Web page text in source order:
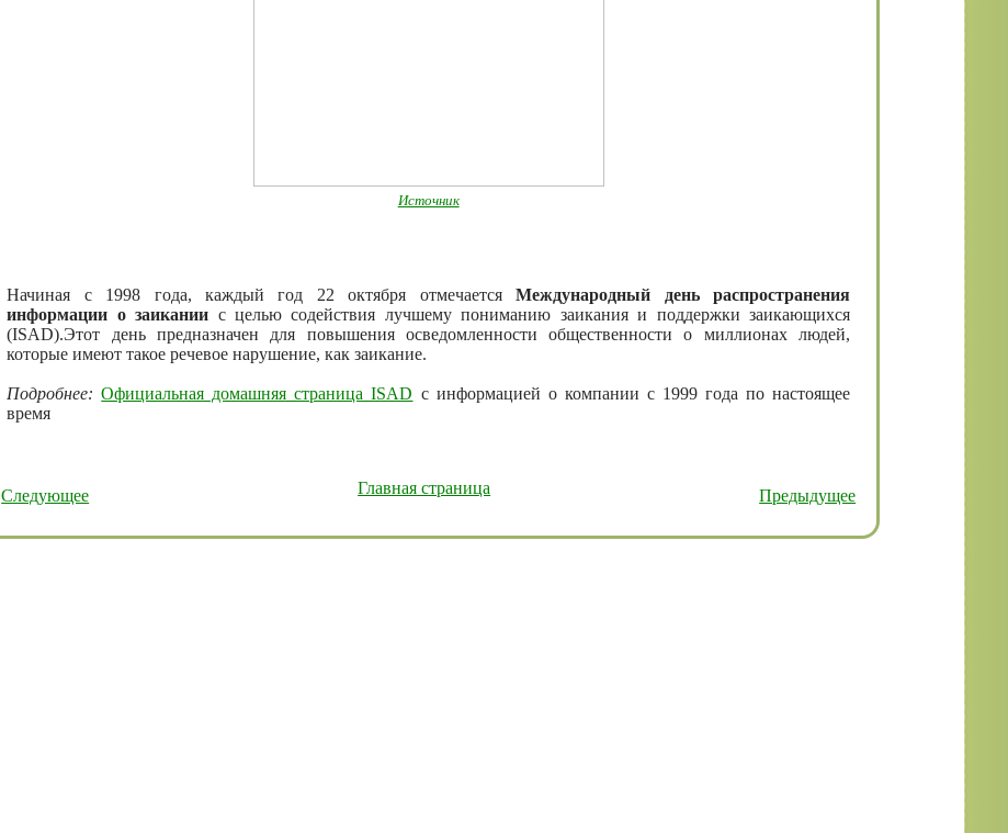
Источник
Начиная с 1998 года, каждый год 22 октября отмечаетсяМеждународный день распространения
информации о заикании с целью содействия лучшему пониманию заикания и поддержки заикающихся
(ISAD).Этот день предназначен для повышения осведомленности общественности о миллионах людей,
которые имеют такое речевое нарушение, как заикание.
Подробнее: Официальная домашняя страница ISAD c информацией о компании с 1999 года по настоящее
время
Следующее Предыдущее
Главная страница